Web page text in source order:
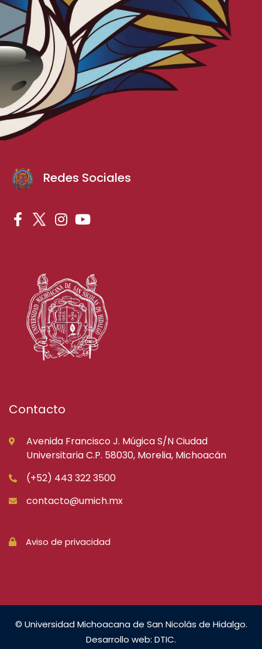
Redes Sociales
Contacto
Avenida Francisco J. Múgica S/N Ciudad
Universitaria C.P. 58030, Morelia, Michoacán
(+52) 443 322 3500
contacto@umich.mx
Aviso de privacidad
© Universidad Michoacana de San Nicolás de Hidalgo.
Desarrollo web: DTIC.